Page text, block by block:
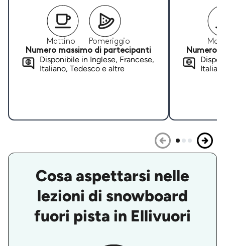
Mattino
Pomeriggio
Numero massimo di partecipanti
Disponibile in Inglese, Francese,
Italiano, Tedesco e altre
Numero
Cosa aspettarsi nelle
lezioni di snowboard
fuori pista in Ellivuori